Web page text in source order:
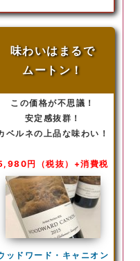
味わいはまるで
ムートン！
この価格が不思議！
安定感抜群！
ベルネの上品な味わい！
円（税抜）+消費税
ッドワード・キャニオン